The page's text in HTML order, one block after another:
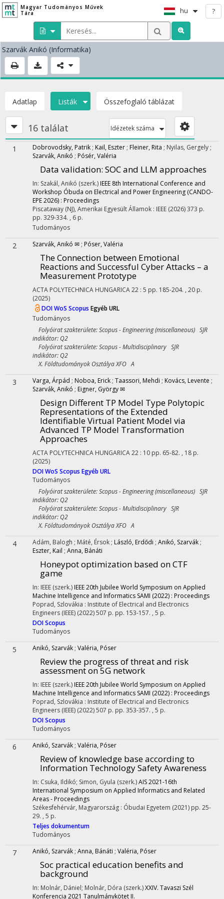
Magyar Tudományos Művek
Tára
hu ?
Szarvák Anikó (Informatika)
Adatlap Listák Összefoglaló táblázat
16 találat Idézetek száma
1 Dobrovodsky, Patrik ; Kail, Eszter ; Fleiner, Rita ; Nyilas, Gergely ;
Szarvák, Anikó ; Pósér, Valéria
Data validation: SOC and LLM approaches
In: Szakál, Anikó (szerk.) IEEE 8th International Conference and
Workshop Óbuda on Electrical and Power Engineering (CANDO-
EPE 2026) : Proceedings
Piscataway (NJ), Amerikai Egyesült Államok : IEEE (2026)373 p.
pp. 329-334. , 6 p.
Tudományos
2 Szarvák, Anikó ✉ ; Póser, Valéria
The Connection between Emotional
Reactions and Successful Cyber Attacks – a
Measurement Prototype
ACTA POLYTECHNICA HUNGARICA22 : 5 pp. 185-204. , 20 p.
(2025)
DOIWoS Scopus Egyéb URL
Tudományos
Folyóirat szakterülete: Scopus - Engineering (miscellaneous) SJR
indikátor: Q2
Folyóirat szakterülete: Scopus - Multidisciplinary SJR
indikátor: Q2
X. Földtudományok Osztálya XFO A
3 Varga, Árpád ; Noboa, Erick ; Taassori, Mehdi ; Kovács, Levente ;
Szarvák, Anikó ; Eigner, György ✉
Design Different TP Model Type Polytopic
Representations of the Extended
Identifiable Virtual Patient Model via
Advanced TP Model Transformation
Approaches
ACTA POLYTECHNICA HUNGARICA22 : 10 pp. 65-82. , 18 p.
(2025)
DOIWoS Scopus Egyéb URL
Tudományos
Folyóirat szakterülete: Scopus - Engineering (miscellaneous) SJR
indikátor: Q2
Folyóirat szakterülete: Scopus - Multidisciplinary SJR
indikátor: Q2
X. Földtudományok Osztálya XFO A
4 Adám, Balogh ; Máté, Érsok ; László, Erdődi ; Anikó, Szarvák ;
Eszter, Kail ; Anna, Bánáti
Honeypot optimization based on CTF
game
In: IEEE (szerk.) IEEE 20th Jubilee World Symposium on Applied
Machine Intelligence and Informatics SAMI (2022) : Proceedings
Poprad, Szlovákia : Institute of Electrical and Electronics
Engineers (IEEE) (2022)507 p. pp. 153-157. , 5 p.
DOIScopus
Tudományos
5 Anikó, Szarvák ; Valéria, Póser
Review the progress of threat and risk
assessment on 5G network
In: IEEE (szerk.) IEEE 20th Jubilee World Symposium on Applied
Machine Intelligence and Informatics SAMI (2022) : Proceedings
Poprad, Szlovákia : Institute of Electrical and Electronics
Engineers (IEEE) (2022)507 p. pp. 353-357. , 5 p.
DOIScopus
Tudományos
6 Anikó, Szarvák ; Valéria, Póser
Review of knowledge base according to
Information Technology Safety Awareness
In: Csuka, Ildikó; Simon, Gyula (szerk.)AIS 2021-16th
International Symposium on Applied Informatics and Related
Areas - Proceedings
Székesfehérvár, Magyarország : Óbudai Egyetem (2021) pp. 25-
29. , 5 p.
Teljes dokumentum
Tudományos
7 Anikó, Szarvák ; Anna, Bánáti ; Valéria, Póser
Soc practical education benefits and
background
In: Molnár, Dániel; Molnár, Dóra (szerk.)XXIV. Tavaszi Szél
Konferencia 2021 Tanulmánykötet II.